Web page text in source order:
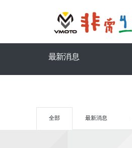
最新消息
全部 最新消息